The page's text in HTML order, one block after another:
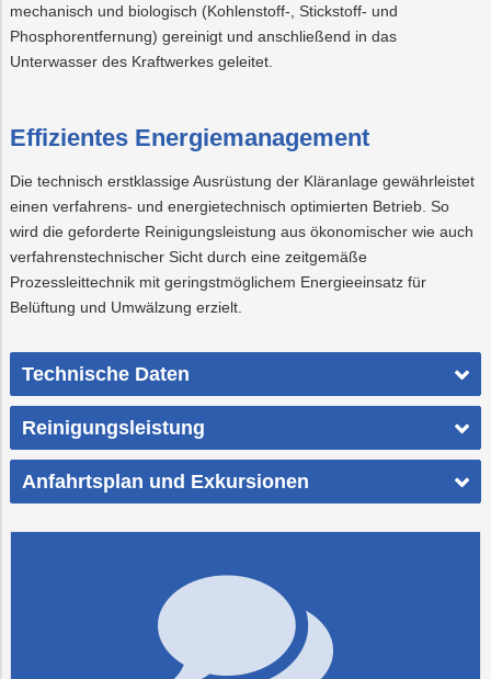
mechanisch und biologisch (Kohlenstoff-, Stickstoff- und
Phosphorentfernung) gereinigt und anschließend in das
Unterwasser des Kraftwerkes geleitet.
Effizientes Energiemanagement
Die technisch erstklassige Ausrüstung der Kläranlage gewährleistet
einen verfahrens- und energietechnisch optimierten Betrieb. So
wird die geforderte Reinigungsleistung aus ökonomischer wie auch
verfahrenstechnischer Sicht durch eine zeitgemäße
Prozessleittechnik mit geringstmöglichem Energieeinsatz für
Belüftung und Umwälzung erzielt.
Technische Daten
Reinigungsleistung
Anfahrtsplan und Exkursionen